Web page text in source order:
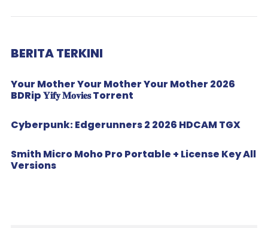
BERITA TERKINI
Your Mother Your Mother Your Mother 2026
BDRip 𝐘𝐢𝐟𝐲 𝐌𝐨𝐯𝐢𝐞𝐬 Torrent
Cyberpunk: Edgerunners 2 2026 HDCAM TGX
Smith Micro Moho Pro Portable + License Key All
Versions